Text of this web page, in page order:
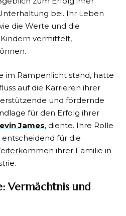
bei. Ihr Leben
die Werte und die
vermittelt,
im Rampenlicht stand, hatte
auf die Karrieren ihrer
und fördernde
für den Erfolg ihrer
James, diente. Ihre Rolle
für die
ihrer Familie in
Vermächtnis und